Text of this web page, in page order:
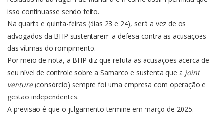
isso continuasse sendo feito.
Na quarta e quinta-feiras (dias 23 e 24), será a vez de os
advogados da BHP sustentarem a defesa contra as acusações
das vítimas do rompimento.
Por meio de nota, a BHP diz que refuta as acusações acerca de
seu nível de controle sobre a Samarco e sustenta que a joint
venture(consórcio) sempre foi uma empresa com operação e
gestão independentes.
A previsão é que o julgamento termine em março de 2025.